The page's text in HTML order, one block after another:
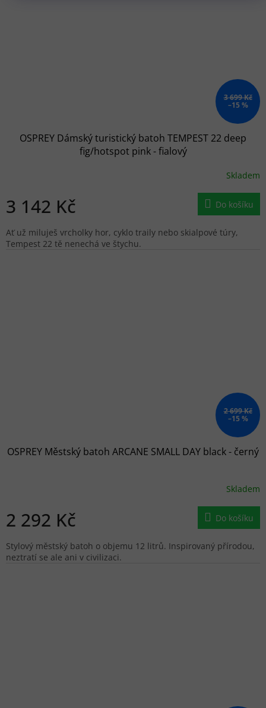
3 699 Kč
–15 %
OSPREY Dámský turistický batoh TEMPEST 22 deep
fig/hotspot pink - fialový
Skladem
3 142 Kč Do košíku
Ať už miluješ vrcholky hor, cyklo traily nebo skialpové túry,
Tempest 22 tě nenechá ve štychu.
2 699 Kč
–15 %
OSPREY Městský batoh ARCANE SMALL DAY black - černý
Skladem
2 292 Kč Do košíku
Stylový městský batoh o objemu 12 litrů. Inspirovaný přírodou,
neztratí se ale ani v civilizaci.